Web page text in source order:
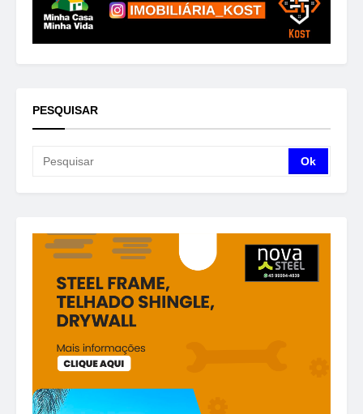
PESQUISAR